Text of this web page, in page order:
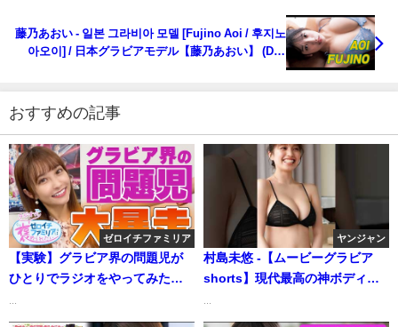
藤乃あおい - 일본 그라비아 모델 [Fujino Aoi / 후지노
아오이] / 日本グラビアモデル【藤乃あおい】 (Dec
おすすめの記事
ゼロイチファミリア
【実験】グラビア界の問題児が
ひとりでラジオをやってみたら
んより
ヤンジャン
村島未悠 -【ムービーグラビア
shorts】現代最高の神ボディ♡
の思い出が詰まった韓国へ！癒